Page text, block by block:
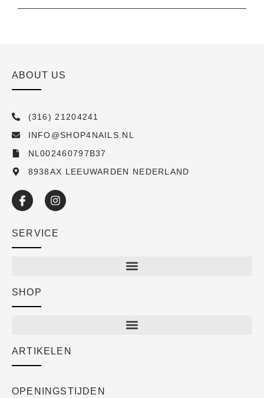
ABOUT US
(316) 21204241
INFO@SHOP4NAILS.NL
NL002460797B37
8938AX LEEUWARDEN NEDERLAND
SERVICE
Academy
SHOP
ARTIKELEN
OPENINGSTIJDEN